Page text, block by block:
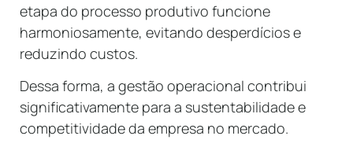
etapa do processo produtivo funcione
harmoniosamente, evitando desperdícios e
reduzindo custos.
Dessa forma, a gestão operacional contribui
significativamente para a sustentabilidade e
competitividade da empresa no mercado.